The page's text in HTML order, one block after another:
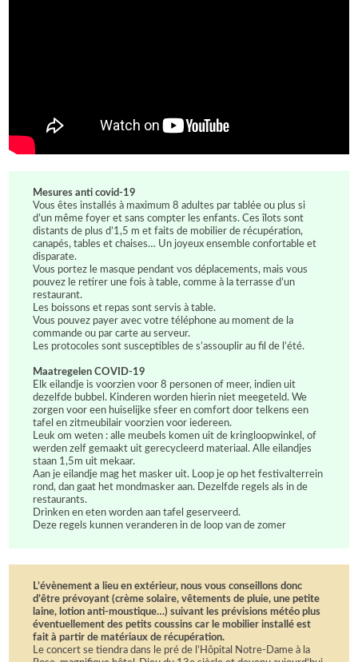
Mesures anti covid-19
Vous êtes installés à maximum 8 adultes par tablée ou plus si
d’un même foyer et sans compter les enfants. Ces îlots sont
distants de plus d’1,5 m et faits de mobilier de récupération,
canapés, tables et chaises… Un joyeux ensemble confortable et
disparate.
Vous portez le masque pendant vos déplacements, mais vous
pouvez le retirer une fois à table, comme à la terrasse d’un
restaurant.
Les boissons et repas sont servis à table.
Vous pouvez payer avec votre téléphone au moment de la
commande ou par carte au serveur.
Les protocoles sont susceptibles de s’assouplir au fil de l’été.
Maatregelen COVID-19
Elk eilandje is voorzien voor 8 personen of meer, indien uit
dezelfde bubbel. Kinderen worden hierin niet meegeteld. We
zorgen voor een huiselijke sfeer en comfort door telkens een
tafel en zitmeubilair voorzien voor iedereen.
Leuk om weten : alle meubels komen uit de kringloopwinkel, of
werden zelf gemaakt uit gerecycleerd materiaal. Alle eilandjes
staan 1,5m uit mekaar.
Aan je eilandje mag het masker uit. Loop je op het festivalterrein
rond, dan gaat het mondmasker aan. Dezelfde regels als in de
restaurants.
Drinken en eten worden aan tafel geserveerd.
Deze regels kunnen veranderen in de loop van de zomer
L’évènement a lieu en extérieur, nous vous conseillons donc
d’être prévoyant (crème solaire, vêtements de pluie, une petite
laine, lotion anti-moustique…) suivant les prévisions météo plus
éventuellement des petits coussins car le mobilier installé est
fait à partir de matériaux de récupération.
Le concert se tiendra dans le pré de l’Hôpital Notre-Dame à la